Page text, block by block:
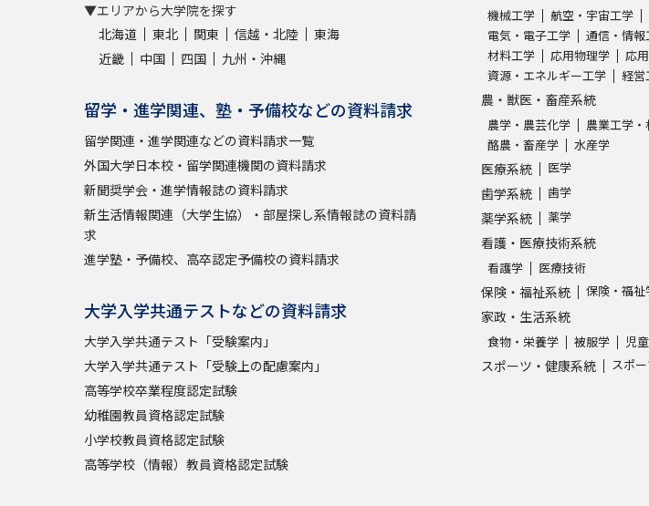
資料の料金の
個人情報取扱
受験情報リン
▼エリアから大学院を探す
北海道
東北 関東 信越・北陸
東海
近畿
中国 四国 九州・沖縄
留学・進学関連、塾・予備校などの資料請求
留学関連・進学関連などの資料請求一覧
外国大学日本校・留学関連機関の資料請求
新聞奨学会・進学情報誌の資料請求
新生活情報関連（大学生協）・部屋探し系情報誌の資料請
求
進学塾・予備校、高卒認定予備校の資料請求
大学入学共通テストなどの資料請求
大学入学共通テスト「受験案内」
大学入学共通テスト「受験上の配慮案内」
高等学校卒業程度認定試験
幼稚園教員資格認定試験
小学校教員資格認定試験
高等学校（情報）教員資格認定試験
機械工学 航空・宇宙工学
電気・電子工学
通信・情報
材料工学
応用物理学 応
資源・エネルギー工学
経営
農・獣医・畜産系統
農学・農芸化学 農業工学・
酪農・畜産学
水産学
医療系統 医学
歯学系統 歯学
薬学系統 薬学
看護・医療技術系統
看護学 医療技術
保険・福祉系統 保険・福祉
家政・生活系統
食物・栄養学 被服学 児
スポーツ・健康系統 スポ